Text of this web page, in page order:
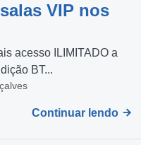
VIP nos
acesso ILIMITADO a
BT...
Continuar lendo